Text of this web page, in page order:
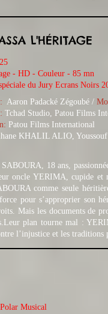
L'HÉRITAGE
- HD - Couleur - 85 mn
du Jury Ecrans Noirs
Aaron Padacké Zégoubé /
Tchad Studio, Patou Films
Patou Films International
KHALIL ALIO,
18 ans,
oncle YERIMA, cupide et
comme seule
pour s’approprier son
Mais les documents de
Leur plan tourne mal :
l’injustice et les traditions
Musical